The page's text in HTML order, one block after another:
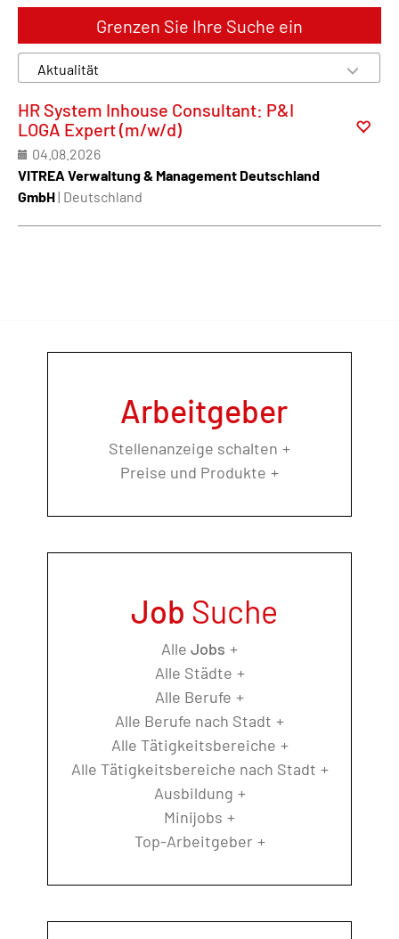
Grenzen Sie Ihre Suche ein
HR System Inhouse Consultant: P&I
LOGA Expert (m/w/d)
04.08.2026
VITREA Verwaltung & Management Deutschland
GmbH| Deutschland
Arbeitgeber
Stellenanzeige schalten
Preise und Produkte
Job Suche
Alle Jobs
Alle Städte
Alle Berufe
Alle Berufe nach Stadt
Alle Tätigkeitsbereiche
Alle Tätigkeitsbereiche nach Stadt
Ausbildung
Minijobs
Top-Arbeitgeber